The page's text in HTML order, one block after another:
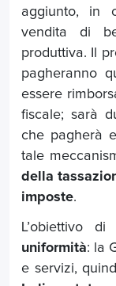
aggiunto, in
vendita di
produttiva. Il
pagheranno
essere
fiscale; sarà
che pagherà
tale
della
imposte.
L’obiettivo
uniformità: la
e servizi,